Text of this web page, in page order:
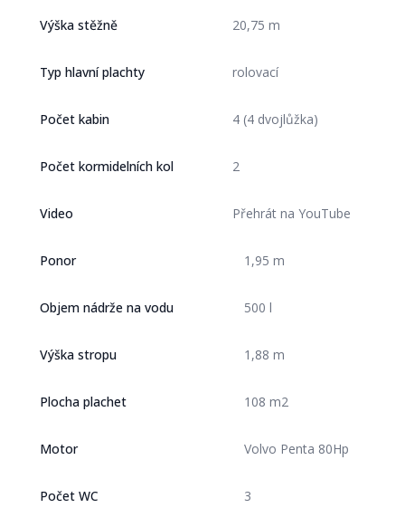
Výška stěžně 20,75 m
Typ hlavní plachty rolovací
Počet kabin 4 (4 dvojlůžka)
Počet kormidelních kol 2
Video Přehrát na YouTube
Ponor 1,95 m
Objem nádrže na vodu 500 l
Výška stropu 1,88 m
Plocha plachet 108 m2
Motor Volvo Penta 80Hp
Počet WC 3